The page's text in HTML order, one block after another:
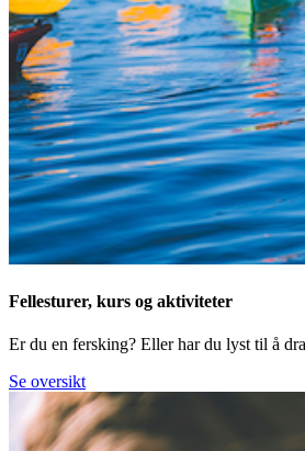
Fellesturer, kurs og aktiviteter
Er du en fersking? Eller har du lyst til å
Se oversikt